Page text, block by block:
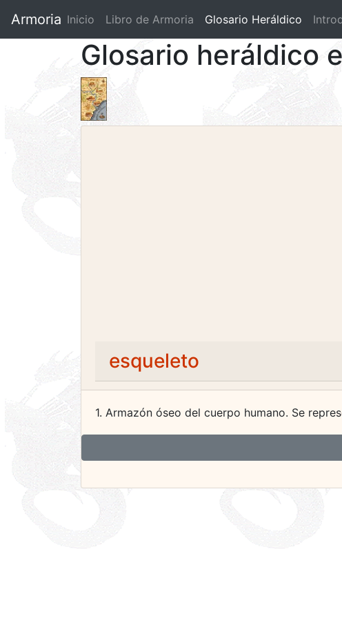
Armoria Inicio Libro de Armoria (current)
Glosario Heráldico
Glosario heráldico
esqueleto
1. Armazón óseo del cuerpo humano. Se